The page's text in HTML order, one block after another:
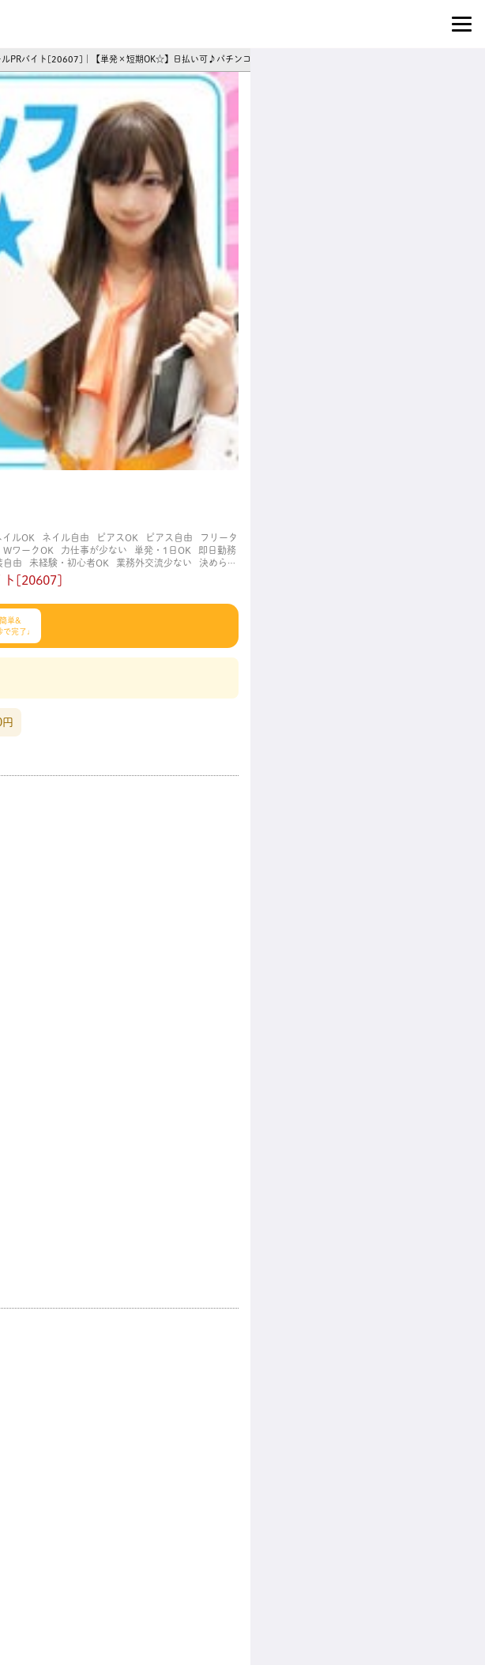
ルPRバイト[20607]｜【単発×短期OK☆】日払い可♪パチンコ施設でイベントコンパニオン・展示会モデルスタッフ募集中
イルOK ネイル自由 ピアスOK ピアス自由
フリータ
WワークOK 力仕事が少ない 単発・1日OK
即日勤務
自由 未経験・初心者OK 業務外交流少ない
決められ
せやすい 茶髪OK
ト[20607]
簡単&
で完了♩